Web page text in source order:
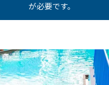
が必要です。